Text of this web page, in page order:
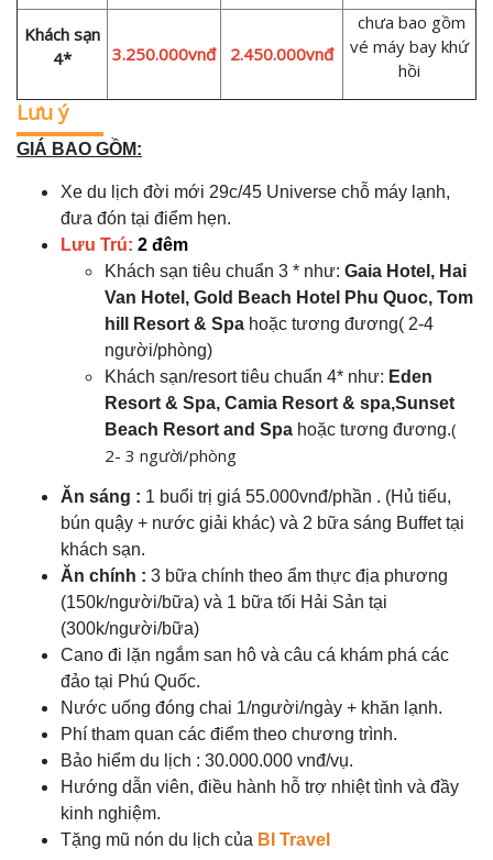
Khách sạn
4*
3.250.000vnđ 2.450.000vnđ
chưa bao gồm
vé máy bay khứ
hồi
Lưu ý
GIÁ BAO GỒM:
Xe du lịch đời mới 29c/45 Universe chỗ máy lạnh,
đưa đón tại điểm hẹn.
Lưu Trú: 2 đêm
Khách sạn tiêu chuẩn 3 * như: Gaia Hotel, Hai
Van Hotel, Gold Beach Hotel Phu Quoc, Tom
hill Resort & Spa hoặc tương đương( 2-4
người/phòng)
Khách sạn/resort tiêu chuẩn 4* như: Eden
Resort & Spa, Camia Resort & spa,Sunset
Beach Resort and Spa hoặc tương đương.(
2- 3 người/phòng
Ăn sáng : 1 buổi trị giá 55.000vnđ/phần . (Hủ tiếu,
bún quậy + nước giải khác) và 2 bữa sáng Buffet tại
khách sạn.
Ăn chính : 3 bữa chính theo ẩm thực địa phương
(150k/người/bữa) và 1 bữa tối Hải Sản tại
(300k/người/bữa)
Cano đi lặn ngắm san hô và câu cá khám phá các
đảo tại Phú Quốc.
Nước uống đóng chai 1/người/ngày + khăn lạnh.
Phí tham quan các điểm theo chương trình.
Bảo hiểm du lịch : 30.000.000 vnđ/vụ.
Hướng dẫn viên, điều hành hỗ trợ nhiệt tình và đầy
kinh nghiệm.
Tặng mũ nón du lịch của BI Travel